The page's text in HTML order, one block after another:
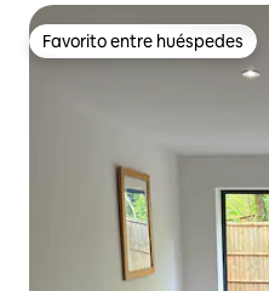
Favorito entre huéspedes
Favorito entre huéspedes